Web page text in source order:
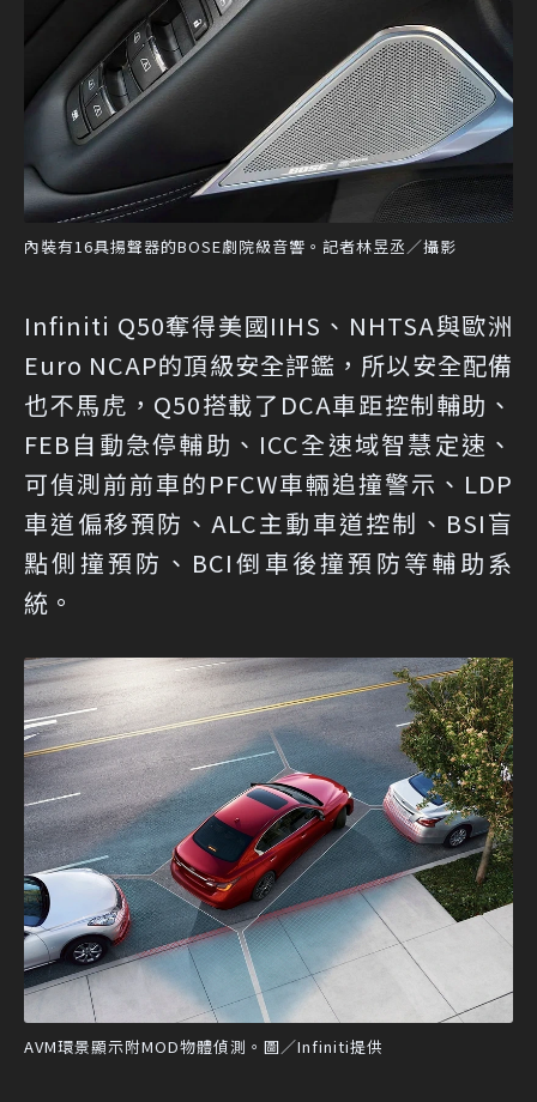
內裝有16具揚聲器的BOSE劇院級音響。記者林昱丞／攝影
Infiniti Q50奪得美國IIHS、NHTSA與歐洲
Euro NCAP的頂級安全評鑑，所以安全配備
也不馬虎，Q50搭載了DCA車距控制輔助、
FEB自動急停輔助、ICC全速域智慧定速、
可偵測前前車的PFCW車輛追撞警示、LDP
車道偏移預防、ALC主動車道控制、BSI盲
點側撞預防、BCI倒車後撞預防等輔助系
統。
AVM環景顯示附MOD物體偵測。圖／Infiniti提供